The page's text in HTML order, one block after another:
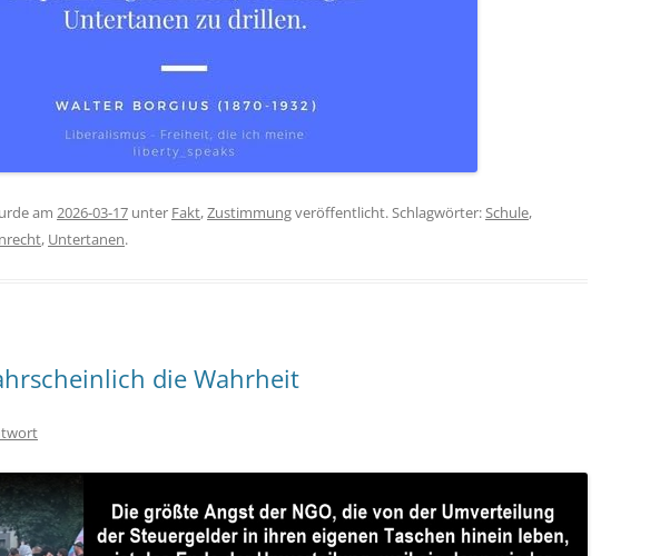
am 2026-03-17 unter Fakt,Zustimmungveröffentlicht. Schlagwörter:Schule,
, Untertanen.
die Wahrheit